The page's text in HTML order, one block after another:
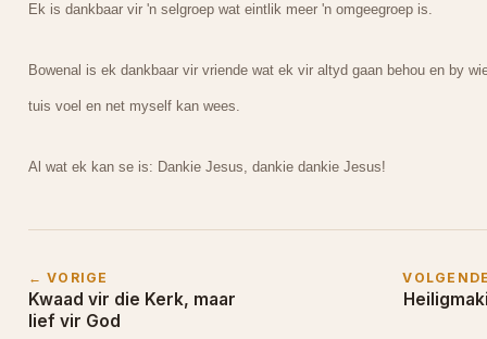
Ek is dankbaar vir 'n selgroep wat eintlik meer 'n omgeegroep is.
Bowenal is ek dankbaar vir vriende wat ek vir altyd gaan behou en by
tuis voel en net myself kan wees.
Al wat ek kan se is: Dankie Jesus, dankie dankie Jesus!
← VORIGE
Kwaad vir die Kerk, maar
lief vir God